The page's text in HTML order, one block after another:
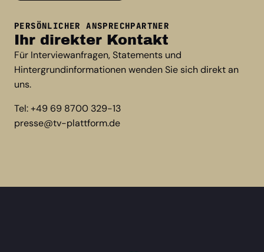
PERSÖNLICHER ANSPRECHPARTNER
Ihr direkter Kontakt
Für Interviewanfragen, Statements und
Hintergrundinformationen wenden Sie sich direkt an
uns.
Tel: +49 69 8700 329-13
presse@tv-plattform.de